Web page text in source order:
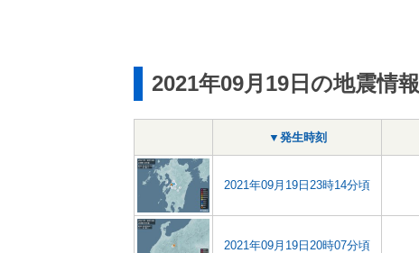
2021年09月19日の地震情報
▼発生時刻
2021年09月19日23時14分頃
2021年09月19日20時07分頃